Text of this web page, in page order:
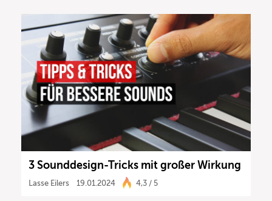
3 Sounddesign-Tricks mit großer Wirkung
Lasse Eilers 19.01.2024 4,3 / 5